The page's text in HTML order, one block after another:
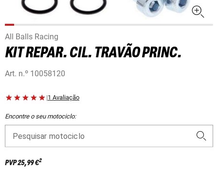
All Balls Racing
KIT REPAR. CIL. TRAVÃO PRINC.
Art. n.º 10058120
|1 Avaliação
Encontre o seu motociclo:
Pesquisar motociclo
PVP25,99 €2